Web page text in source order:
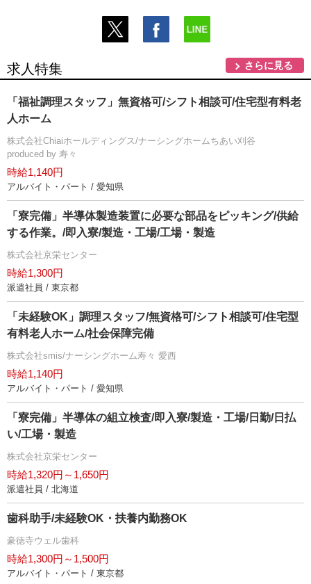
求人特集 さらに見る
「福祉調理スタッフ」無資格可/シフト相談可/住宅型有料老
人ホーム
株式会社Chiaiホールディングス/ナーシングホームちあい刈谷
produced by 寿々
時給1,140円
アルバイト・パート / 愛知県
「寮完備」半導体製造装置に必要な部品をピッキング/供給
する作業。/即入寮/製造・工場/工場・製造
株式会社京栄センター
時給1,300円
派遣社員 / 東京都
「未経験OK」調理スタッフ/無資格可/シフト相談可/住宅型
有料老人ホーム/社会保障完備
株式会社smis/ナーシングホーム寿々 愛西
時給1,140円
アルバイト・パート / 愛知県
「寮完備」半導体の組立検査/即入寮/製造・工場/日勤/日払
い/工場・製造
株式会社京栄センター
時給1,320円～1,650円
派遣社員 / 北海道
歯科助手/未経験OK・扶養内勤務OK
豪徳寺ウェル歯科
時給1,300円～1,500円
アルバイト・パート / 東京都